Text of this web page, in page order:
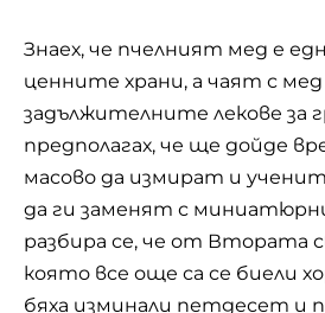
Знаех, че пчелният мед е
ценните храни, а чаят с мед
задължителните лекове за
предполагах, че ще дойде
масово да измират и
да ги заменят с
разбира се, че от Втората
която все още са се биели
бяха изминали петдесет и